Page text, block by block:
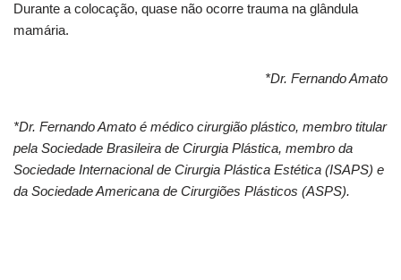
Durante a colocação, quase não ocorre trauma na glândula
mamária.
*Dr. Fernando Amato
*Dr. Fernando Amato é médico cirurgião plástico, membro titular
pela Sociedade Brasileira de Cirurgia Plástica, membro da
Sociedade Internacional de Cirurgia Plástica Estética (ISAPS) e
da Sociedade Americana de Cirurgiões Plásticos (ASPS).